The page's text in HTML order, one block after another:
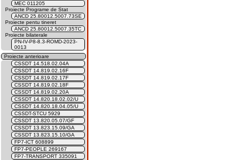
MEC 011205
Proiecte Programe de Stat
ANCD 25.80012.5007.73SE
Proiecte pentu tineret
ANCD 25.80012.5007.35TC
Proiecte bilaterale
PN-IV-P8-8.3-ROMD-2023-
0013
Proiecte anterioare
CSSDT 14.518.02.04A
CSSDT 14.819.02.16F
CSSDT 14.819.02.17F
CSSDT 14.819.02.18F
CSSDT 14.819.02.20A
CSSDT 14.820.18.02.02/U
CSSDT 14.820.18.04.05/U
CSSDT-STCU 5929
CSSDT 13.820.05.07/GF
CSSDT 13.823.15.09/GA
CSSDT 13.823.15.10/GA
FP7-ICT 608899
FP7-PEOPLE 269167
FP7-TRANSPORT 335091